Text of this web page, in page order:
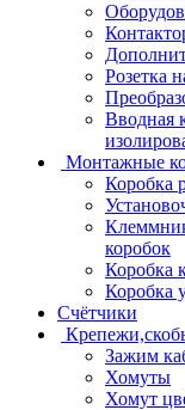
Розетка
Вводная
Монтажные
Коробка
коробок
Коробка
Коробка
Счётчики
Зажим
Хомуты
Хомут